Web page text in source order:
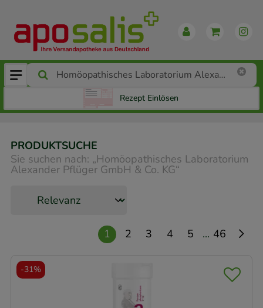
Rezept Einlösen
PRODUKTSUCHE
Sie suchen nach: „Homöopathisches Laboratorium
Alexander Pflüger GmbH & Co. KG“
1 2 3 4 5 ... 46
-31%